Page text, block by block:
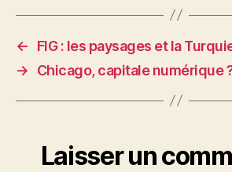
←
FIG : les paysages et la
→
Chicago, capitale numérique
Laisser un